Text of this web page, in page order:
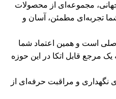
جهانی، مجموعه‌ای از محصولات
تجربه‌ای مطمئن، آسان و
است و همین اعتماد شما
کار 119 امروز به یک مرجع قابل اتکا در این حوزه
برای نگهداری و مراقبت حرفه‌ای از